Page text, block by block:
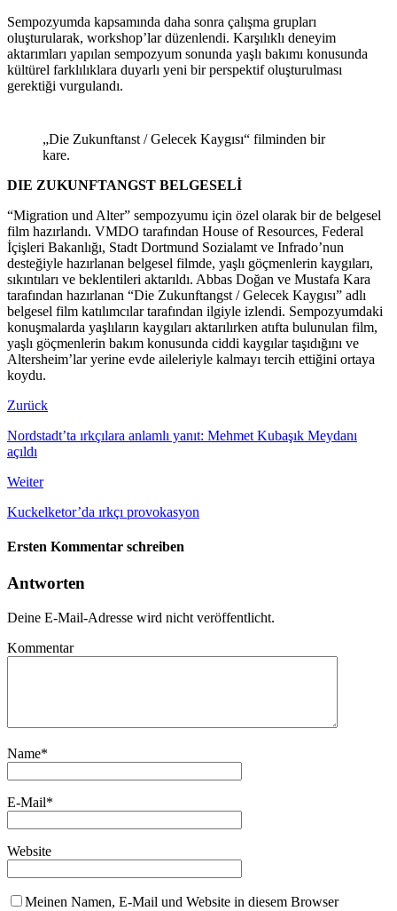
Sempozyumda kapsamında daha sonra çalışma grupları
oluşturularak, workshop’lar düzenlendi. Karşılıklı deneyim
aktarımları yapılan sempozyum sonunda yaşlı bakımı konusunda
kültürel farklılıklara duyarlı yeni bir perspektif oluşturulması
gerektiği vurgulandı.
„Die Zukunftanst / Gelecek Kaygısı“ filminden bir
kare.
DIE ZUKUNFTANGST BELGESELİ
“Migration und Alter” sempozyumu için özel olarak bir de belgesel
film hazırlandı. VMDO tarafından House of Resources, Federal
İçişleri Bakanlığı, Stadt Dortmund Sozialamt ve Infrado’nun
desteğiyle hazırlanan belgesel filmde, yaşlı göçmenlerin kaygıları,
sıkıntıları ve beklentileri aktarıldı. Abbas Doğan ve Mustafa Kara
tarafından hazırlanan “Die Zukunftangst / Gelecek Kaygısı” adlı
belgesel film katılımcılar tarafından ilgiyle izlendi. Sempozyumdaki
konuşmalarda yaşlıların kaygıları aktarılırken atıfta bulunulan film,
yaşlı göçmenlerin bakım konusunda ciddi kaygılar taşıdığını ve
Altersheim’lar yerine evde aileleriyle kalmayı tercih ettiğini ortaya
koydu.
Zurück
Nordstadt’ta ırkçılara anlamlı yanıt: Mehmet Kubaşık Meydanı
açıldı
Weiter
Kuckelketor’da ırkçı provokasyon
Ersten Kommentar schreiben
Antworten
Deine E-Mail-Adresse wird nicht veröffentlicht.
Kommentar
Name*
E-Mail*
Website
Meinen Namen, E-Mail und Website in diesem Browser